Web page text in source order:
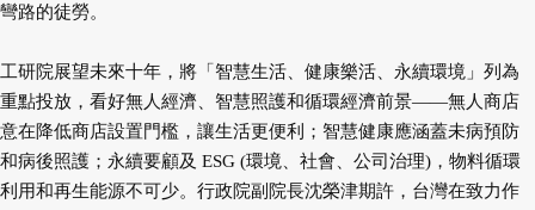
彎路的徒勞。
工研院展望未來十年，將「智慧生活、健康樂活、永續環境」列為
重點投放，看好無人經濟、智慧照護和循環經濟前景——無人商店
意在降低商店設置門檻，讓生活更便利；智慧健康應涵蓋未病預防
和病後照護；永續要顧及 ESG (環境、社會、公司治理)，物料循環
利用和再生能源不可少。行政院副院長沈榮津期許，台灣在致力作